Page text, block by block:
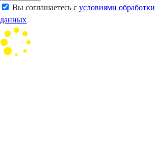
Вы соглашаетесь с условиями
данных